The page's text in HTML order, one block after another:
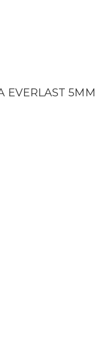
EVERLAST 5MM